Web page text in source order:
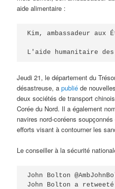
aide alimentaire :
Kim, ambassadeur
L'aide humanitaire
Jeudi 21, le département du
désastreuse, apublié de
deux sociétés de transport
Corée du Nord. Il a également
navires nord-coréens
efforts visant à contourner les
Le conseiller à la sécurité
John Bolton
John Bolton a